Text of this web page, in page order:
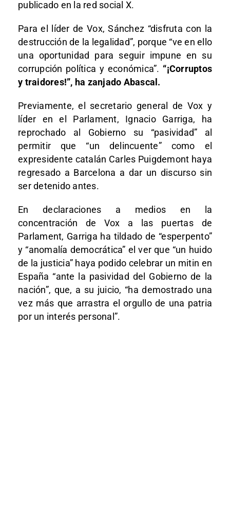
publicado en la red social X.
Para el líder de Vox, Sánchez “disfruta con la
destrucción de la legalidad”, porque “ve en ello
una oportunidad para seguir impune en su
corrupción política y económica”. “¡Corruptos
y traidores!”, ha zanjado Abascal.
Previamente, el secretario general de Vox y
líder en el Parlament, Ignacio Garriga, ha
reprochado al Gobierno su “pasividad” al
permitir que “un delincuente” como el
expresidente catalán Carles Puigdemont haya
regresado a Barcelona a dar un discurso sin
ser detenido antes.
En declaraciones a medios en la
concentración de Vox a las puertas de
Parlament, Garriga ha tildado de “esperpento”
y “anomalía democrática” el ver que “un huido
de la justicia” haya podido celebrar un mitin en
España “ante la pasividad del Gobierno de la
nación”, que, a su juicio, “ha demostrado una
vez más que arrastra el orgullo de una patria
por un interés personal”.